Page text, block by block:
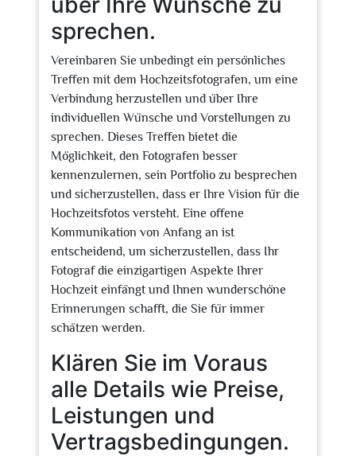
sprechen.
Vereinbaren Sie unbedingt ein persönliches
Treffen mit dem Hochzeitsfotografen, um eine
Verbindung herzustellen und über Ihre
individuellen Wünsche und Vorstellungen zu
sprechen. Dieses Treffen bietet die
Möglichkeit, den Fotografen besser
kennenzulernen, sein Portfolio zu besprechen
und sicherzustellen, dass er Ihre Vision für die
Hochzeitsfotos versteht. Eine offene
Kommunikation von Anfang an ist
entscheidend, um sicherzustellen, dass Ihr
Fotograf die einzigartigen Aspekte Ihrer
Hochzeit einfängt und Ihnen wunderschöne
Erinnerungen schafft, die Sie für immer
schätzen werden.
Klären Sie im Voraus
alle Details wie Preise,
Leistungen und
Vertragsbedingungen.